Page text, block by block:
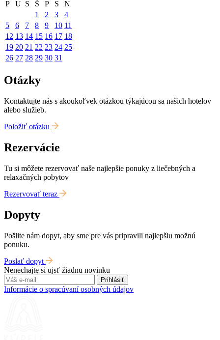
P U S Š P S
N
1
2 3
4
5
6 7 8 9 10 11
12 13 14 15 16 17 18
19 20 21 22 23 24 25
26 27 28 29 30 31
Otázky
Kontaktujte nás s akoukoľvek otázkou týkajúcou sa našich hotelov
alebo služieb.
Položiť otázku
Rezervácie
Tu si môžete rezervovať naše najlepšie ponuky z liečebných a
relaxačných pobytov
Rezervovať teraz
Dopyty
Pošlite nám dopyt, aby sme pre vás pripravili najlepšiu možnú
ponuku.
Poslať dopyt
Nenechajte si ujsť žiadnu novinku
Prihlásiť
Informácie o spracúvaní osobných údajov